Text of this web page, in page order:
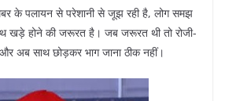
के पलायन से परेशानी से जूझ रही है, लोग समझ
खड़े होने की जरूरत है। जब जरूरत थी तो रोजी-
और अब साथ छोड़कर भाग जाना ठीक नहीं।